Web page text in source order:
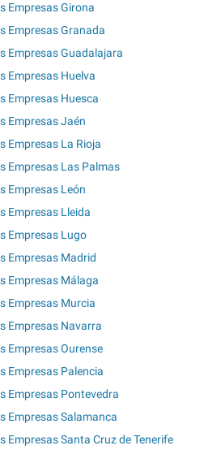
Empresas Girona
Empresas Granada
Empresas Guadalajara
Empresas Huelva
Empresas Huesca
Empresas Jaén
Empresas La Rioja
Empresas Las Palmas
Empresas León
Empresas Lleida
Empresas Lugo
Empresas Madrid
Empresas Málaga
Empresas Murcia
Empresas Navarra
Empresas Ourense
Empresas Palencia
Empresas Pontevedra
Empresas Salamanca
Empresas Santa Cruz de Tenerife